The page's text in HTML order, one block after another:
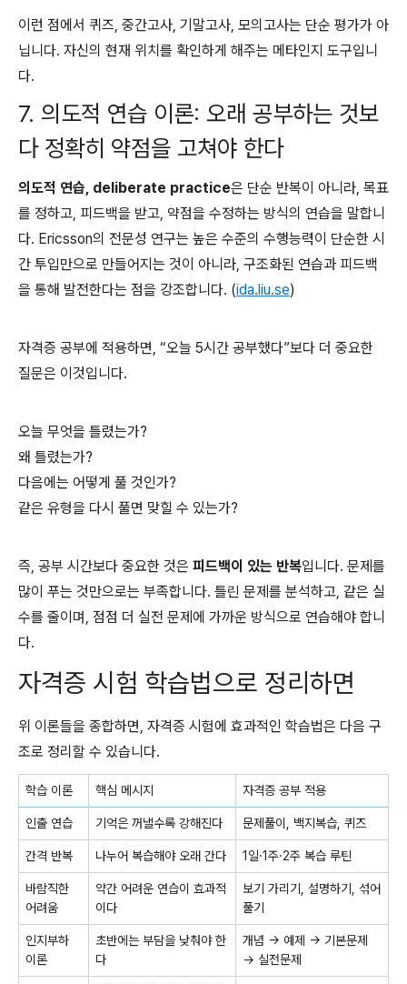
이런 점에서 퀴즈, 중간고사, 기말고사, 모의고사는 단순 평가가 아
닙니다. 자신의 현재 위치를 확인하게 해주는 메타인지 도구입니
다.
7. 의도적 연습 이론: 오래 공부하는 것보
다 정확히 약점을 고쳐야 한다
의도적 연습, deliberate practice은 단순 반복이 아니라, 목표
를 정하고, 피드백을 받고, 약점을 수정하는 방식의 연습을 말합니
다. Ericsson의 전문성 연구는 높은 수준의 수행능력이 단순한 시
간 투입만으로 만들어지는 것이 아니라, 구조화된 연습과 피드백
을 통해 발전한다는 점을 강조합니다. (ida.liu.se)
자격증 공부에 적용하면, “오늘 5시간 공부했다”보다 더 중요한
질문은 이것입니다.
오늘 무엇을 틀렸는가?
왜 틀렸는가?
다음에는 어떻게 풀 것인가?
같은 유형을 다시 풀면 맞힐 수 있는가?
즉, 공부 시간보다 중요한 것은 피드백이 있는 반복입니다. 문제를
많이 푸는 것만으로는 부족합니다. 틀린 문제를 분석하고, 같은 실
수를 줄이며, 점점 더 실전 문제에 가까운 방식으로 연습해야 합니
다.
자격증 시험 학습법으로 정리하면
위 이론들을 종합하면, 자격증 시험에 효과적인 학습법은 다음 구
조로 정리할 수 있습니다.
학습 이론 핵심 메시지 자격증 공부 적용
인출 연습 기억은 꺼낼수록 강해진다 문제풀이, 백지복습, 퀴즈
간격 반복 나누어 복습해야 오래 간다 1일·1주·2주 복습 루틴
바람직한
어려움
약간 어려운 연습이 효과적
이다
보기 가리기, 설명하기, 섞어
풀기
인지부하
이론
초반에는 부담을 낮춰야 한
다
개념 → 예제 → 기본문제
→ 실전문제